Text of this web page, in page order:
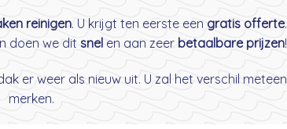
reinigen. U krijgt ten eerste een gratis offerte.
doen we dit snel en aan zeer betaalbare prijzen!
er weer als nieuw uit. U zal het verschil meteen
merken.